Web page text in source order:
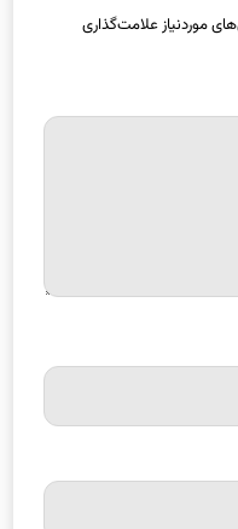
موردنیاز علامت‌گذاری